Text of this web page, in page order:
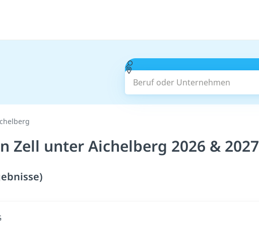
Beruf oder Unternehmen
Zell unter Aichelberg 2026 & 2027